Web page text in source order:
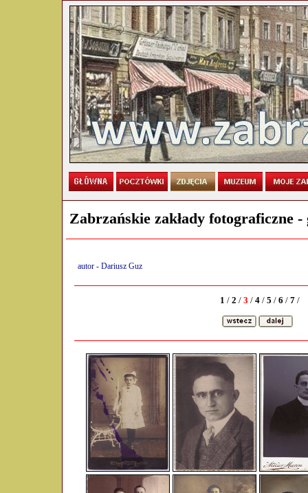
Zabrzańskie zakłady fotograficzne
autor - Dariusz Guz
1 / 2 / 3 / 4 / 5 / 6 / 7 /